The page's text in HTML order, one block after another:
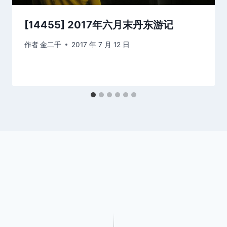
[14455] 2017年六月末丹东游记
作者金二千 2017 年 7 月 12 日